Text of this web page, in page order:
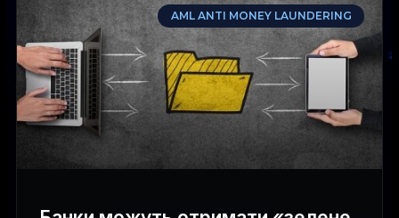
AML ANTI MONEY LAUNDERING